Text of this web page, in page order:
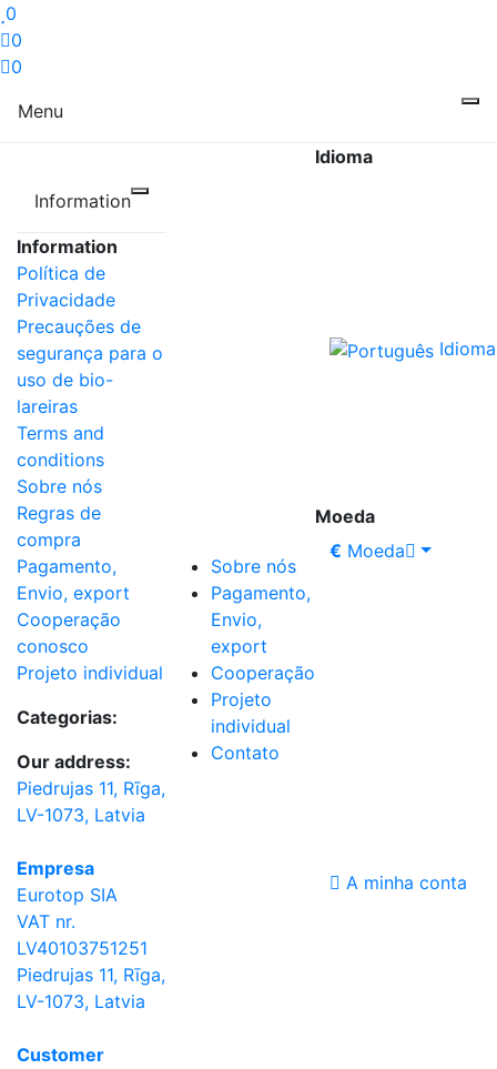
0
0
0
Menu
Information
Information
Política de
Privacidade
Precauções de
segurança para o
uso de bio-
lareiras
Terms and
conditions
Sobre nós
Regras de
compra
Pagamento,
Envio, export
Cooperação
conosco
Projeto individual
Categorias:
Our address:
Piedrujas 11, Rīga,
LV-1073, Latvia
Empresa
Eurotop SIA
VAT nr.
LV40103751251
Piedrujas 11, Rīga,
LV-1073, Latvia
Сustomer
Sobre nós
Pagamento,
Envio,
export
Cooperação
Projeto
individual
Contato
Idioma
Idioma
Moeda
€ Moeda
A minha conta